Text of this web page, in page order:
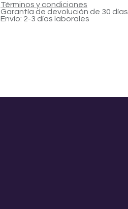
Términos y condiciones
Garantía de devolución de 30 días
Envío: 2-3 días laborales